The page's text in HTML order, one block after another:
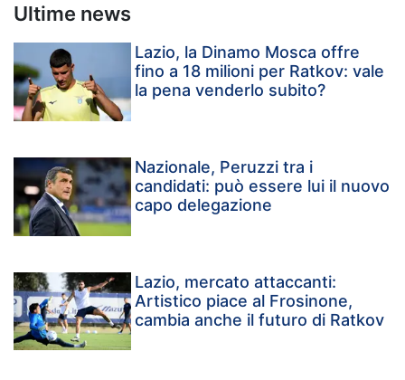
Ultime news
Lazio, la Dinamo Mosca offre
fino a 18 milioni per Ratkov: vale
la pena venderlo subito?
Nazionale, Peruzzi tra i
candidati: può essere lui il nuovo
capo delegazione
Lazio, mercato attaccanti:
Artistico piace al Frosinone,
cambia anche il futuro di Ratkov